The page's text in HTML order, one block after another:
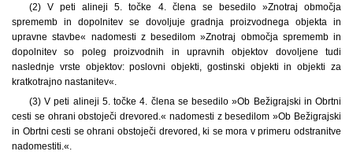
(2) V peti alineji 5. točke 4. člena se besedilo »Znotraj območja
sprememb in dopolnitev se dovoljuje gradnja proizvodnega objekta in
upravne stavbe« nadomesti z besedilom »Znotraj območja sprememb in
dopolnitev so poleg proizvodnih in upravnih objektov dovoljene tudi
naslednje vrste objektov: poslovni objekti, gostinski objekti in objekti za
kratkotrajno nastanitev«.
(3) V peti alineji 5. točke 4. člena se besedilo »Ob Bežigrajski in Obrtni
cesti se ohrani obstoječi drevored.« nadomesti z besedilom »Ob Bežigrajski
in Obrtni cesti se ohrani obstoječi drevored, ki se mora v primeru odstranitve
nadomestiti.«.